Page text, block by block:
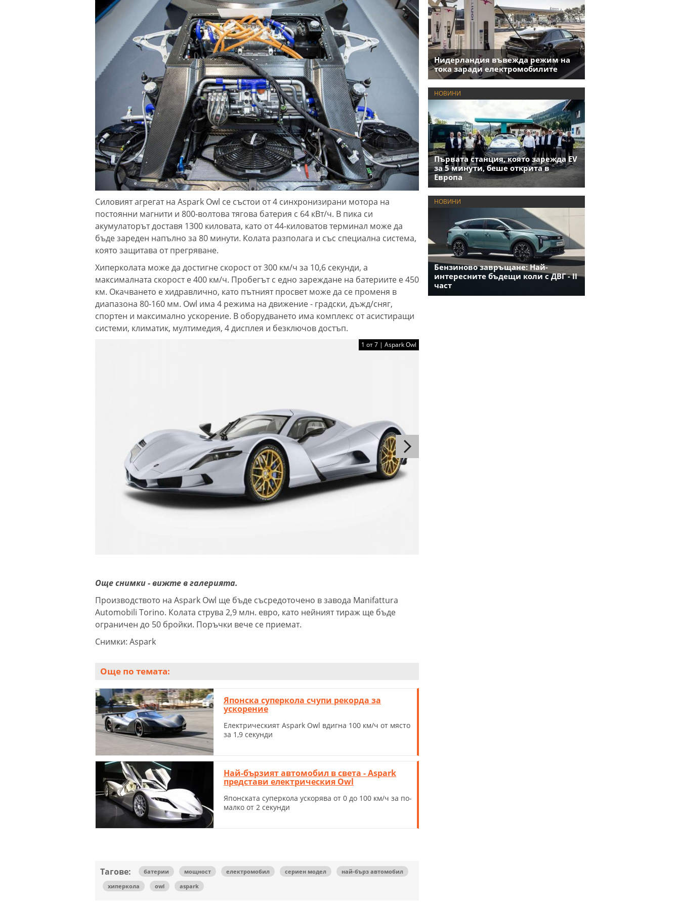
Силовият агрегат на Aspark Owl се състои от 4 синхронизирани мотора на
постоянни магнити и 800-волтова тягова батерия с 64 кВт/ч. В пика си
акумулаторът доставя 1300 киловата, като от 44-киловатов терминал може да
бъде зареден напълно за 80 минути. Колата разполага и със специална система,
която защитава от прегряване.
Хиперколата може да достигне скорост от 300 км/ч за 10,6 секунди, а
максималната скорост е 400 км/ч. Пробегът с едно зареждане на батериите е 450
км. Окачването е хидравлично, като пътният просвет може да се променя в
диапазона 80-160 мм. Owl има 4 режима на движение - градски, дъжд/сняг,
спортен и максимално ускорение. В оборудването има комплекс от асистиращи
системи, климатик, мултимедия, 4 дисплея и безключов достъп.
1 от 7 | Aspark Owl
Още снимки - вижте в галерията.
Производството на Aspark Owl ще бъде съсредоточено в завода Manifattura
Automobili Torino. Колата струва 2,9 млн. евро, като нейният тираж ще бъде
ограничен до 50 бройки. Поръчки вече се приемат.
Снимки: Aspark
Още по темата:
Японска суперкола счупи рекорда за
ускорение
Електрическият Aspark Owl вдигна 100 км/ч от място
за 1,9 секунди
Най-бързият автомобил в света - Aspark
представи електрическия Owl
Японската суперкола ускорява от 0 до 100 км/ч за по-
малко от 2 секунди
Тагове: батерии мощност електромобил сериен модел
най-бърз автомобил
хиперкола
owl aspark
Нидерландия въвежда режим на
тока заради електромобилите
НОВИНИ
Първата станция, която зарежда EV
за 5 минути, беше открита в
Европа
НОВИНИ
Бензиново завръщане: Най-
интересните бъдещи коли с ДВГ - II
част